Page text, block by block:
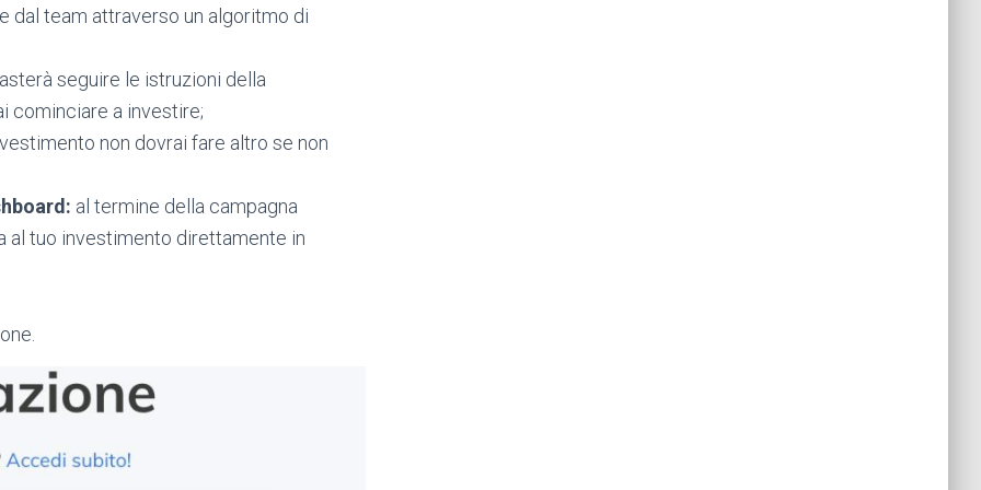
dal team attraverso un algoritmo di
seguire le istruzioni della
cominciare a investire;
non dovrai fare altro se non
al termine della campagna
al tuo investimento direttamente in